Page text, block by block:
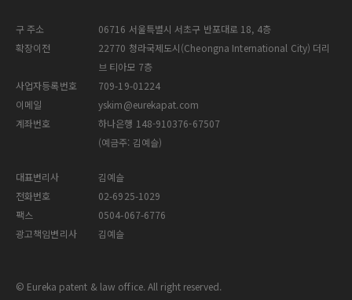
구 주소
06716 서울특별시 서초구 반포대로 18, 4층
확장이전
22770 청라국제도시(Cheongna International City) 더리
브 티아모 7층
사업자등록번호
709-19-01224
이메일
yskim@eurekapat.com
계좌번호
하나은행 148-910376-67507
(예금주: 김예슬)
대표변리사
김예슬
전화번호
02-6925-1029
팩스
0504-067-6776
광고책임변리사
김예슬
© Eureka patent & law office. All right reserved.